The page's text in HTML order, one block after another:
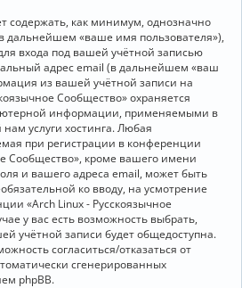
содержать, как минимум, однозначно
«ваше имя пользователя»),
входа под вашей учётной записью
адрес email (в дальнейшем «ваш
из вашей учётной записи на
Сообщество» охраняется
информации, применяемыми в
услуги хостинга. Любая
при регистрации в конференции
Сообщество», кроме вашего имени
и вашего адреса email, может быть
ко вводу, на усмотрение
«Arch Linux - Русскоязычное
у вас есть возможность выбрать,
учётной записи будет общедоступна.
согласиться/отказаться от
сгенерированных
phpBB.